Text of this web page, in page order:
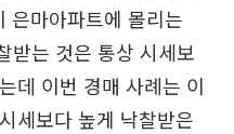
은마아파트에 몰리는
받는 것은 통상 시세보
데 이번 경매 사례는 이
세보다 높게 낙찰받은